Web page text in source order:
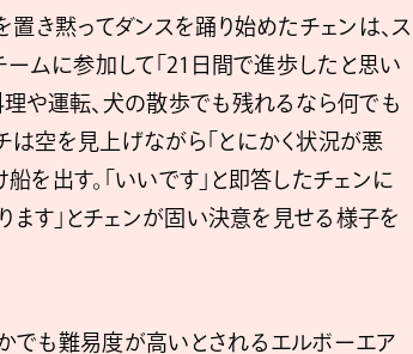
置き黙ってダンスを踊り始めたチェンは、ス
ームに参加して「21日間で進歩したと思い
や運転、犬の散歩でも残れるなら何でも
は空を見上げながら「とにかく状況が悪
を出す。「いいです」と即答したチェンに
ます」とチェンが固い決意を見せる様子を
でも難易度が高いとされるエルボーエア